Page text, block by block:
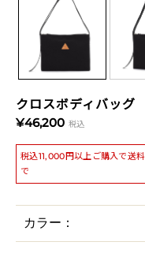
クロスボディバッグ
¥46,200 税込
税込11,000円以上ご購入で送
で
カラー：